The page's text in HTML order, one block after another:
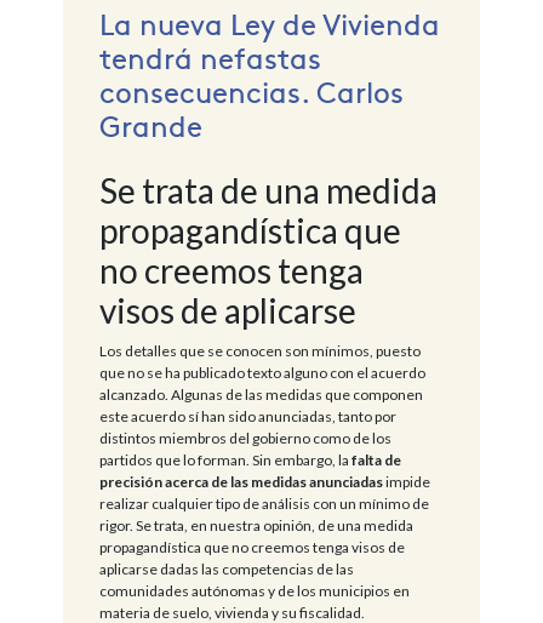
La nueva Ley de Vivienda
tendrá nefastas
consecuencias. Carlos
Grande
Se trata de una medida
propagandística que
no creemos tenga
visos de aplicarse
Los detalles que se conocen son mínimos, puesto
que no se ha publicado texto alguno con el acuerdo
alcanzado. Algunas de las medidas que componen
este acuerdo sí han sido anunciadas, tanto por
distintos miembros del gobierno como de los
partidos que lo forman. Sin embargo, la falta de
precisión acerca de las medidas anunciadasimpide
realizar cualquier tipo de análisis con un mínimo de
rigor. Se trata, en nuestra opinión, de una medida
propagandística que no creemos tenga visos de
aplicarse dadas las competencias de las
comunidades autónomas y de los municipios en
materia de suelo, vivienda y su fiscalidad.